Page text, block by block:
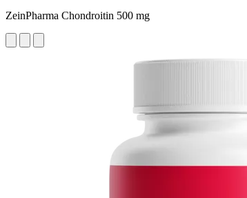
ZeinPharma Chondroitin 500 mg